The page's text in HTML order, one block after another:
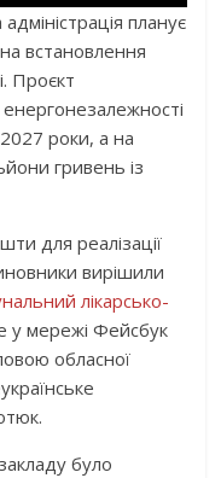
планує
встановлення
Проєкт
роки, а на
гривень із
для реалізації
вирішили
лікарсько-
у мережі Фейсбук
обласної
було